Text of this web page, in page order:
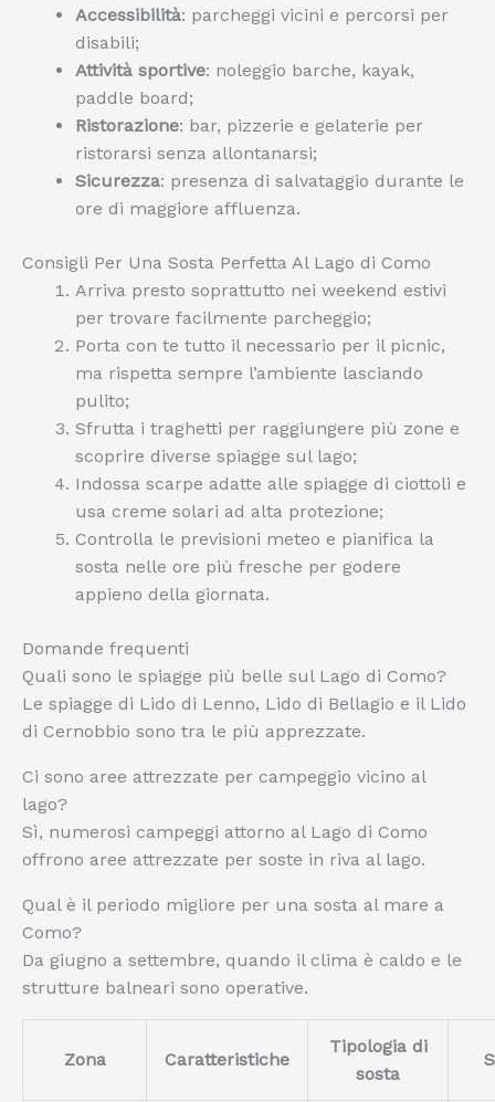
Accessibilità: parcheggi vicini e percorsi per
disabili;
Attività sportive: noleggio barche, kayak,
paddle board;
Ristorazione: bar, pizzerie e gelaterie per
ristorarsi senza allontanarsi;
Sicurezza: presenza di salvataggio durante le
ore di maggiore affluenza.
Consigli Per Una Sosta Perfetta Al Lago di Como
Arriva presto soprattutto nei weekend estivi
per trovare facilmente parcheggio;
Porta con te tutto il necessario per il picnic,
ma rispetta sempre l’ambiente lasciando
pulito;
Sfrutta i traghetti per raggiungere più zone e
scoprire diverse spiagge sul lago;
Indossa scarpe adatte alle spiagge di ciottoli e
usa creme solari ad alta protezione;
Controlla le previsioni meteo e pianifica la
sosta nelle ore più fresche per godere
appieno della giornata.
Domande frequenti
Quali sono le spiagge più belle sul Lago di Como?
Le spiagge di Lido di Lenno, Lido di Bellagio e il Lido
di Cernobbio sono tra le più apprezzate.
Ci sono aree attrezzate per campeggio vicino al
lago?
Sì, numerosi campeggi attorno al Lago di Como
offrono aree attrezzate per soste in riva al lago.
Qual è il periodo migliore per una sosta al mare a
Como?
Da giugno a settembre, quando il clima è caldo e le
strutture balneari sono operative.
Zona Caratteristiche
Tipologia di
sosta